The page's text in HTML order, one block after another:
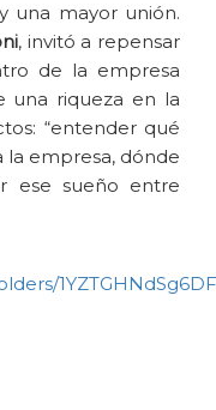
una mayor unión.
, invitó a repensar
de la empresa
una riqueza en la
“entender qué
empresa, dónde
ese sueño entre